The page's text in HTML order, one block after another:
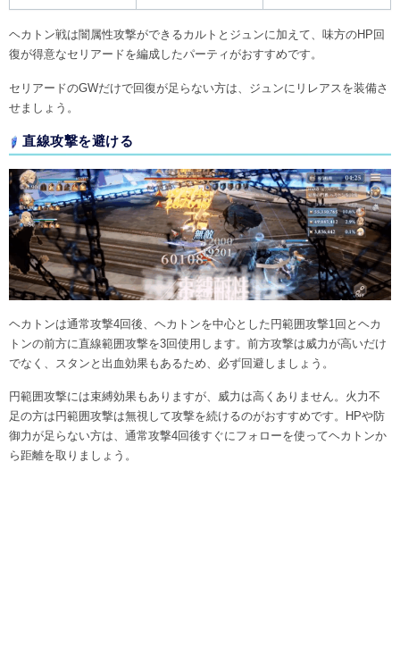
ヘカトン戦は闇属性攻撃ができるカルトとジュンに加えて、味方のHP回
復が得意なセリアードを編成したパーティがおすすめです。
セリアードのGWだけで回復が足らない方は、ジュンにリレアスを装備さ
せましょう。
直線攻撃を避ける
ヘカトンは通常攻撃4回後、ヘカトンを中心とした円範囲攻撃1回とヘカ
トンの前方に直線範囲攻撃を3回使用します。前方攻撃は威力が高いだけ
でなく、スタンと出血効果もあるため、必ず回避しましょう。
円範囲攻撃には束縛効果もありますが、威力は高くありません。火力不
足の方は円範囲攻撃は無視して攻撃を続けるのがおすすめです。HPや防
御力が足らない方は、通常攻撃4回後すぐにフォローを使ってヘカトンか
ら距離を取りましょう。